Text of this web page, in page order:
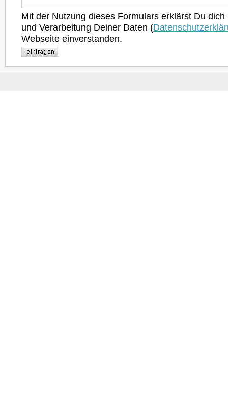
Mit der Nutzung dieses Formulars erklärst Du
und Verarbeitung Deiner Daten (
Webseite einverstanden.